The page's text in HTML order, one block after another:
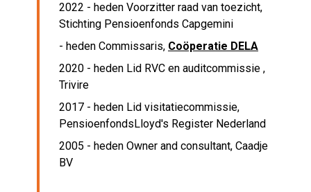
2022 - heden Voorzitter raad van toezicht,
Stichting Pensioenfonds Capgemini
- heden Commissaris, Coöperatie DELA
2020 - heden Lid RVC en auditcommissie ,
Trivire
2017 - heden Lid visitatiecommissie,
PensioenfondsLloyd's Register Nederland
2005 - heden Owner and consultant, Caadje
BV